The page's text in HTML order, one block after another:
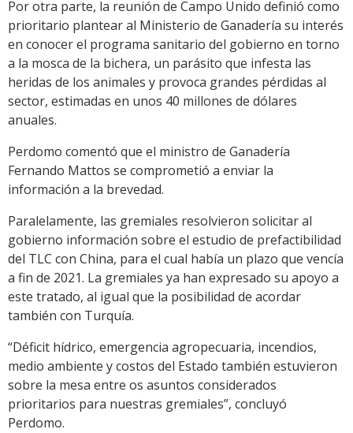
Por otra parte, la reunión de Campo Unido definió como
prioritario plantear al Ministerio de Ganadería su interés
en conocer el programa sanitario del gobierno en torno
a la mosca de la bichera, un parásito que infesta las
heridas de los animales y provoca grandes pérdidas al
sector, estimadas en unos 40 millones de dólares
anuales.
Perdomo comentó que el ministro de Ganadería
Fernando Mattos se comprometió a enviar la
información a la brevedad.
Paralelamente, las gremiales resolvieron solicitar al
gobierno información sobre el estudio de prefactibilidad
del TLC con China, para el cual había un plazo que vencía
a fin de 2021. La gremiales ya han expresado su apoyo a
este tratado, al igual que la posibilidad de acordar
también con Turquía.
“Déficit hídrico, emergencia agropecuaria, incendios,
medio ambiente y costos del Estado también estuvieron
sobre la mesa entre os asuntos considerados
prioritarios para nuestras gremiales”, concluyó
Perdomo.